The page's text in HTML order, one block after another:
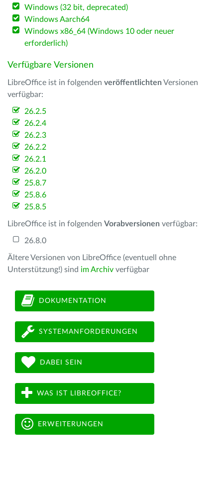
Windows (32 bit, deprecated)
Windows Aarch64
Windows x86_64 (Windows 10 oder neuer
erforderlich)
Verfügbare Versionen
LibreOffice ist in folgenden veröffentlichten Versionen
verfügbar:
26.2.5
26.2.4
26.2.3
26.2.2
26.2.1
26.2.0
25.8.7
25.8.6
25.8.5
LibreOffice ist in folgenden Vorabversionen verfügbar:
26.8.0
Ältere Versionen von LibreOffice (eventuell ohne
Unterstützung!) sind im Archiv verfügbar
DOKUMENTATION
SYSTEMANFORDERUNGEN
DABEI SEIN
WAS IST LIBREOFFICE?
ERWEITERUNGEN